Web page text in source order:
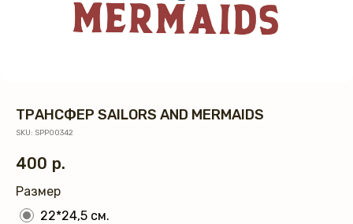
ТРАНСФЕР SAILORS AND MERMAIDS
SKU: SPP00342
400 р.
Размер
22*24,5 см.